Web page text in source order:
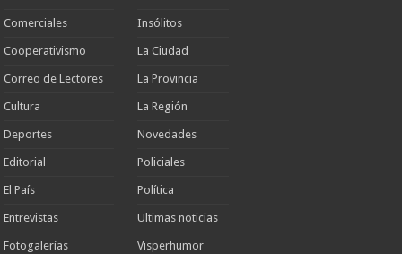
Comerciales
Cooperativismo
Correo de Lectores
Cultura
Deportes
Editorial
El País
Entrevistas
Fotogalerías
Insólitos
La Ciudad
La Provincia
La Región
Novedades
Policiales
Política
Ultimas noticias
Visperhumor